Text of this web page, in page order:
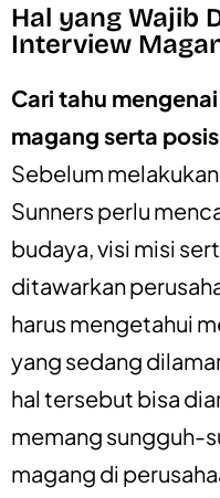
Hal yang Wajib
Interview
Cari tahu
magang serta
Sebelum
Sunners perlu
budaya, visi misi
ditawarkan
harus mengetahui
yang sedang
hal tersebut bisa
memang sungguh-
magang di